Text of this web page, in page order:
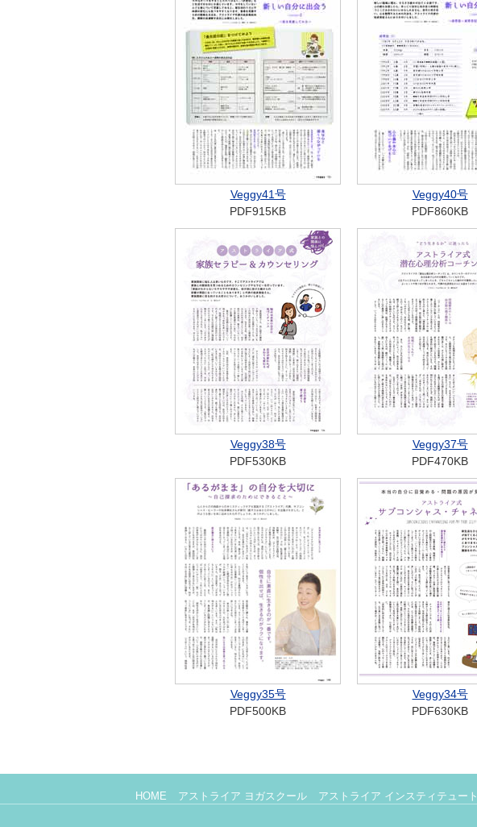
Veggy41号
PDF915KB
Veggy40号
PDF860KB
Veggy38号
PDF530KB
Veggy37号
PDF470KB
Veggy35号
PDF500KB
Veggy34号
PDF630KB
HOME アストライア ヨガスクール アストライア インスティテュート